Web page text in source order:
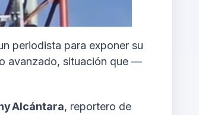
periodista para exponer su
avanzado, situación que —
Alcántara, reportero de